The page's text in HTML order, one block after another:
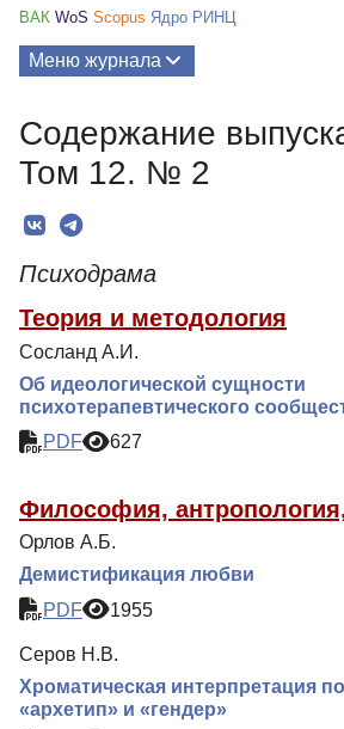
ВАК WoS Scopus Ядро РИНЦ
Меню журнала
О Журнале
Редколлегия
Редакционная политика
Индексирование
Для авторов
Рубрики
Подписка
Содержание
Том 12. № 2
Психодрама
Теория и методология
Сосланд А.И.
Об идеологической сущности
психотерапевтического
PDF
627
Философия,
Орлов А.Б.
Демистификация любви
PDF
1955
Серов Н.В.
Хроматическая интерпретация
«архетип» и «гендер»